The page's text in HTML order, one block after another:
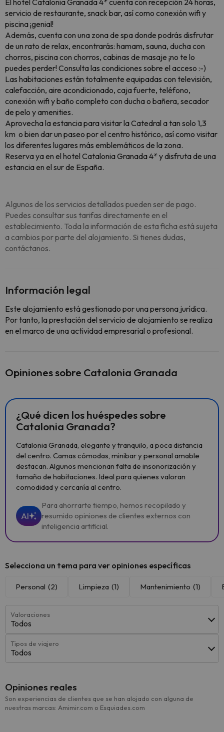
El hotel Catalonia Granada 4* cuenta con recepción 24 horas,
servicio de restaurante, snack bar, así como conexión wifi y
piscina ¡genial!
Además, cuenta con una zona de spa donde podrás disfrutar
de un rato de relax, encontrarás: hamam, sauna, ducha con
chorros, piscina con chorros, cabinas de masaje ¡no te lo
puedes perder! Consulta las condiciones sobre el acceso :-)
Las habitaciones están totalmente equipadas con televisión,
calefacción, aire acondicionado, caja fuerte, teléfono,
conexión wifi y baño completo con ducha o bañera, secador
de pelo y amenities.
Aprovecha la estancia para visitar la Catedral a tan solo 1,3
km o bien dar un paseo por el centro histórico, así como visitar
los diferentes lugares más emblemáticos de la zona.
Reserva ya en el hotel Catalonia Granada 4* y disfruta de una
estancia en el sur de España.
Algunos de los servicios detallados pueden ser de pago.
Puedes consultar sus tarifas directamente en el
establecimiento. Toda la información de esta ficha está sujeta
a cambios por parte del alojamiento. Si tienes dudas,
contáctanos.
Información legal
Este alojamiento está gestionado por una persona jurídica.
Por tanto, la prestación del servicio de alojamiento se realiza
en el marco de una actividad empresarial o profesional.
Opiniones sobre Catalonia Granada
¿Qué dicen los huéspedes sobre
Catalonia Granada?
Catalonia Granada, elegante y tranquilo, a poca distancia
del centro. Camas cómodas, minibar y personal amable
destacan. Algunos mencionan falta de insonorización y
tamaño de habitaciones. Ideal para quienes valoran
comodidad y cercanía al centro.
AI
Para ahorrarte tiempo, hemos recopilado y
resumido opiniones de clientes externos con
inteligencia artificial.
Selecciona un tema para ver opiniones específicas
Personal (2) Limpieza (1) Mantenimiento (1)
Valoraciones
Todos
Tipos de viajero
Todos
Opiniones reales
Son experiencias de clientes que se han alojado con alguna de
nuestras marcas: Amimir.com o Esquiades.com